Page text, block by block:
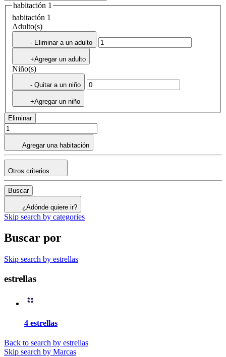
habitación 1
habitación 1
Adulto(s)
- Eliminar a un adulto
+Agregar un adulto
Niño(s)
- Quitar a un niño
+Agregar un niño
Eliminar
Agregar una habitación
Otros criterios
Buscar
¿Adónde quiere ir?
Skip search by categories
Buscar por
Skip search by estrellas
estrellas
4 estrellas
Back to search by estrellas
Skip search by Marcas